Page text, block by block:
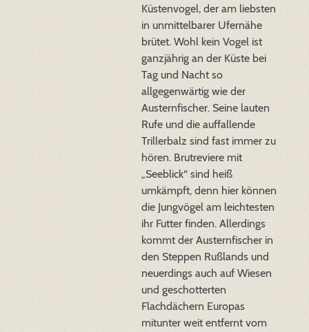
Küstenvogel, der am liebsten
in unmittelbarer Ufernähe
brütet. Wohl kein Vogel ist
ganzjährig an der Küste bei
Tag und Nacht so
allgegenwärtig wie der
Austernfischer. Seine lauten
Rufe und die auffallende
Trillerbalz sind fast immer zu
hören. Brutreviere mit
„Seeblick“ sind heiß
umkämpft, denn hier können
die Jungvögel am leichtesten
ihr Futter finden. Allerdings
kommt der Austernfischer in
den Steppen Rußlands und
neuerdings auch auf Wiesen
und geschotterten
Flachdächern Europas
mitunter weit entfernt vom